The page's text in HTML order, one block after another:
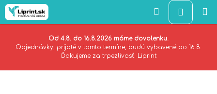
Od 4.8. do 16.8.2026 máme dovolenku.
Objednávky, prijaté v tomto termíne, budú vybavené po 16.8.
Ďakujeme za trpezlivosť. Liprint
Hľadať
KOŠÍK